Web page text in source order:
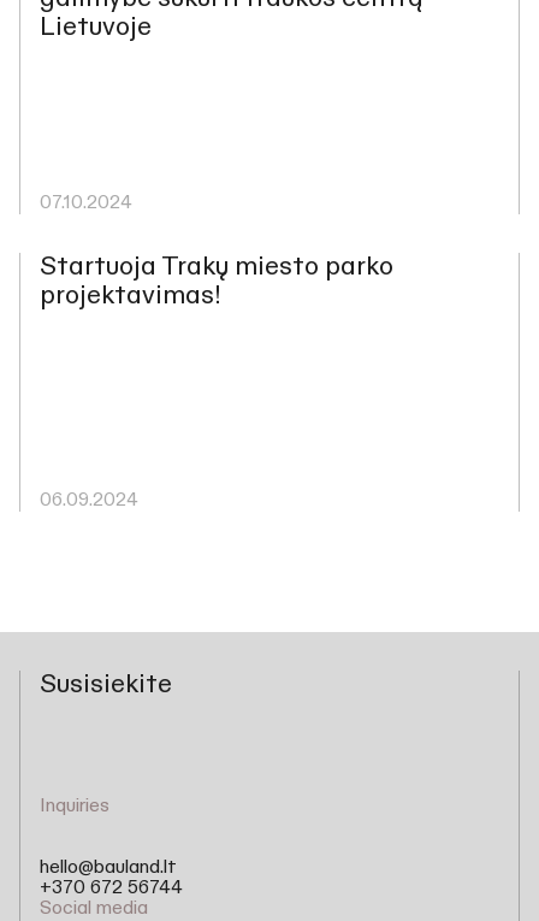
Lietuvoje
07.10.2024
Startuoja Trakų miesto parko
projektavimas!
06.09.2024
Susisiekite
Inquiries
hello@bauland.lt
+370 672 56744
Social media